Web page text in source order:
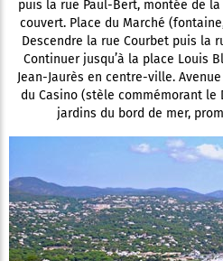
puis la rue Paul-Bert, montée de la
couvert. Place du Marché
Descendre la rue Courbet puis la
Continuer jusqu’à la place Louis
Jean-Jaurès en centre-ville.
du Casino (stèle commémorant le
jardins du bord de mer,